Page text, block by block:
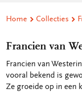
Home Collecties
Francien van
Francien van
vooral bekend is
Ze groeide op in een